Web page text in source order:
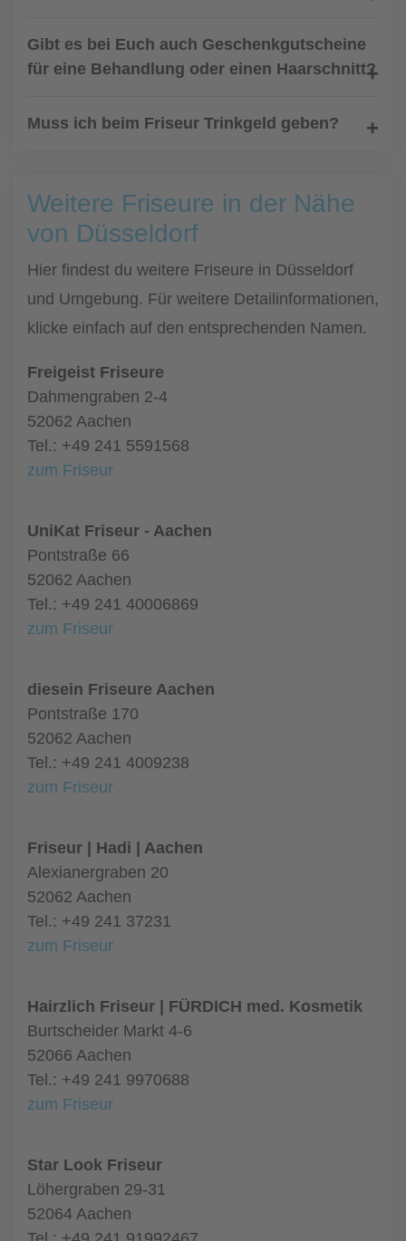
Gibt es bei Euch auch Geschenkgutscheine
für eine Behandlung oder einen Haarschnitt?
Muss ich beim Friseur Trinkgeld geben?
Weitere Friseure in der Nähe
von Düsseldorf
Hier findest du weitere Friseure in Düsseldorf
und Umgebung. Für weitere Detailinformationen,
klicke einfach auf den entsprechenden Namen.
Freigeist Friseure
Dahmengraben 2-4
52062 Aachen
Tel.: +49 241 5591568
zum Friseur
UniKat Friseur - Aachen
Pontstraße 66
52062 Aachen
Tel.: +49 241 40006869
zum Friseur
diesein Friseure Aachen
Pontstraße 170
52062 Aachen
Tel.: +49 241 4009238
zum Friseur
Friseur | Hadi | Aachen
Alexianergraben 20
52062 Aachen
Tel.: +49 241 37231
zum Friseur
Hairzlich Friseur | FÜRDICH med. Kosmetik
Burtscheider Markt 4-6
52066 Aachen
Tel.: +49 241 9970688
zum Friseur
Star Look Friseur
Löhergraben 29-31
52064 Aachen